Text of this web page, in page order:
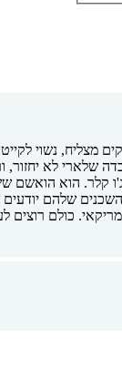
נשוי
שלארי לא
הוא הואשם
שלהם
כולם רוצים